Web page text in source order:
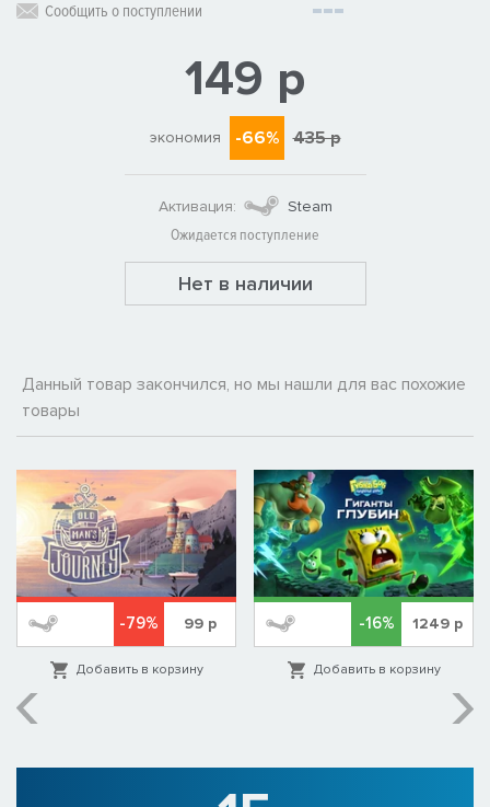
Сообщить о поступлении
149 р
экономия -66% 435 р
Активация:
Steam
Ожидается поступление
Нет в наличии
Данный товар закончился, но мы нашли для вас похожие
товары
-79% 99р
Добавить в корзину
-16% 1249р
Добавить в корзину